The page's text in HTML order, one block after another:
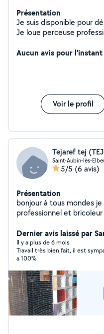
Présentation
Je suis disponible pour
Je loue perceuse professionnelle ainsi
Aucun avis pour l'instant
Voir le profil
Tejaref tej
Saint-Aubin-lès-
5/5 (6 avis)
Présentation
bonjour à tous mondes je m'appelle TEJ je suis
professionnel et
plâtre. peinture et décoration. pose salle de
cuisine pose menuiseries je suis disponible pour vos
travaux neufs et
pro . cordialement ,TEJ
Dernier avis laissé par
Il y a plus de 6 mois
Travail très bien fait, il est
a 100%